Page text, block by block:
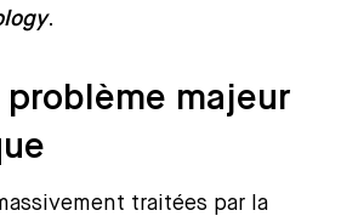
.
majeur
traitées par la